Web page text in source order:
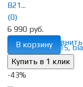
избранное сравнить
B21...
(0)
6 990 руб.
В корзину
-43%